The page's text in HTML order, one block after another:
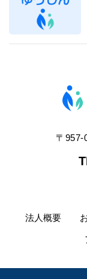
〒957-
法人概要